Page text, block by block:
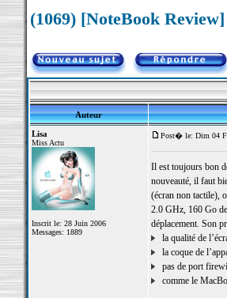
(1069) [NoteBook
Auteur
Lisa
Miss Actu
Inscrit le: 28 Juin 2006
Messages: 1889
Post� le: Dim 04
Il est toujours bon
nouveauté, il faut
(écran non tactile),
2.0 GHz, 160 Go
déplacement. Son
la qualité de
la coque de
pas de port
comme le